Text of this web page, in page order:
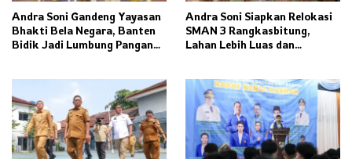
Andra Soni Gandeng Yayasan
Bhakti Bela Negara, Banten
Bidik Jadi Lumbung Pangan
Andra Soni Siapkan Relokasi
SMAN 3 Rangkasbitung,
Lahan Lebih Luas dan